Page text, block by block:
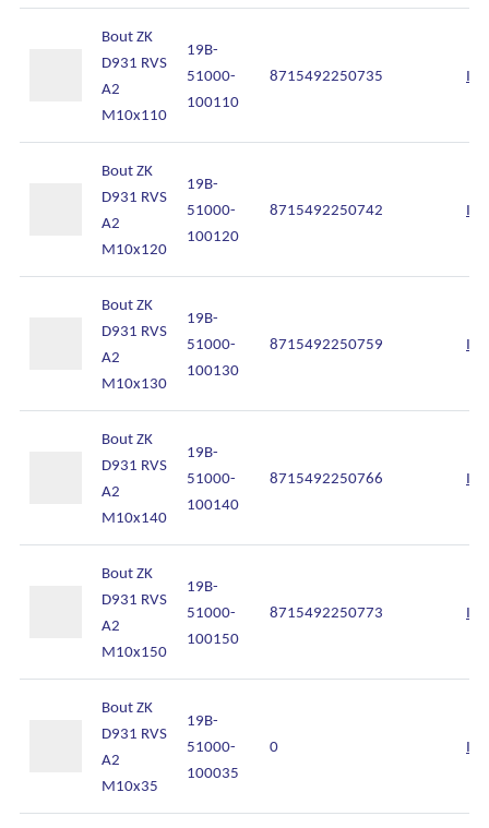
Bout ZK
D931 RVS
A2
M10x110
19B-
51000-
100110
8715492250735
Bout ZK
D931 RVS
A2
M10x120
19B-
51000-
100120
8715492250742
Bout ZK
D931 RVS
A2
M10x130
19B-
51000-
100130
8715492250759
Bout ZK
D931 RVS
A2
M10x140
19B-
51000-
100140
8715492250766
Bout ZK
D931 RVS
A2
M10x150
19B-
51000-
100150
8715492250773
Bout ZK
D931 RVS
A2
M10x35
19B-
51000-
100035
0